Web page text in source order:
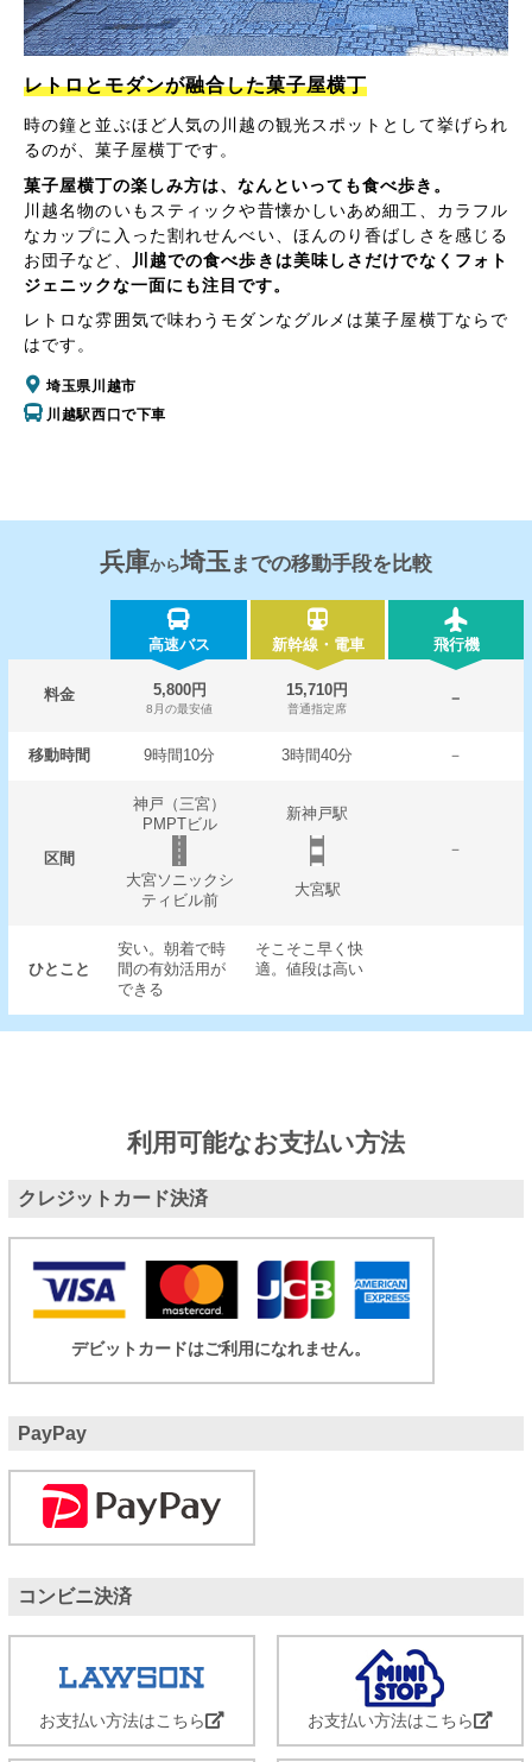
レトロとモダンが融合した菓子屋横丁
時の鐘と並ぶほど人気の川越の観光スポットとして挙げられ
るのが、菓子屋横丁です。
菓子屋横丁の楽しみ方は、なんといっても食べ歩き。
川越名物のいもスティックや昔懐かしいあめ細工、カラフル
なカップに入った割れせんべい、ほんのり香ばしさを感じる
お団子など、
川越での食べ歩きは美味しさだけでなくフォト
ジェニックな一面にも注目です。
レトロな雰囲気で味わうモダンなグルメは菓子屋横丁ならで
はです。
埼玉県川越市
川越駅西口で下車
兵庫から埼玉 までの移動手段を比較
高速バス 新幹線・電車 飛行機
料金 5,800円
8月の最安値
15,710円
普通指定席
－
移動時間 9時間10分 3時間40分 －
区間
神戸（三宮）
PMPTビル
新神戸駅
－
大宮ソニックシ
ティビル前
大宮駅
ひとこと
安い。朝着で時
間の有効活用が
できる
そこそこ早く快
適。値段は高い
利用可能なお支払い方法
クレジットカード決済
デビットカードはご利用になれません。
PayPay
コンビニ決済
お支払い方法はこちら お支払い方法はこちら